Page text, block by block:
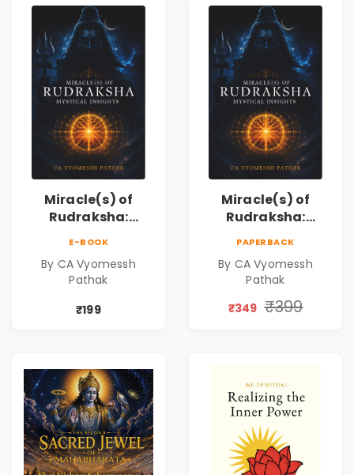
Miracle(s) of
Rudraksha:
to Rudraksha,
Divine Energy &
Hindu Wisdom
E-BOOK
By CA Vyomessh
Pathak
₹199
Miracle(s) of
Rudraksha:
to Rudraksha,
Divine Energy &
Hindu Wisdom
PAPERBACK
By CA Vyomessh
Pathak
₹349 ₹399